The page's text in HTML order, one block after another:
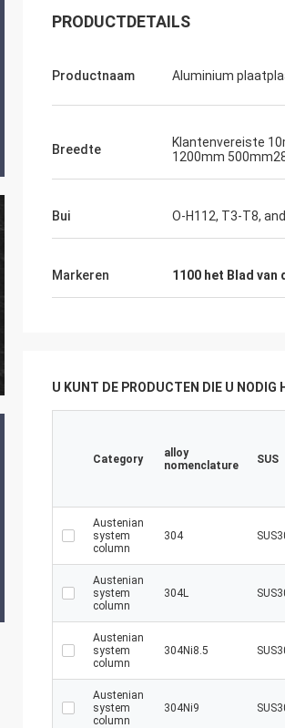
PRODUCTDETAILS
Productnaam Aluminium
Breedte
Klantenvereiste
1200mm
Bui O-H112, T3-T8,
Markeren 1100 het Blad van
U KUNT DE PRODUCTEN DIE U NODIG
Category
alloy
nomenclature
SUS
Austenian
system
column
304
Austenian
system
column
304L
Austenian
system
column
304Ni8.5
Austenian
system
column
304Ni9